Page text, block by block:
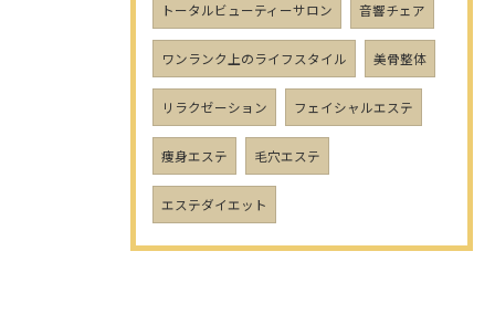
トータルビューティーサロン 音響チェア
ワンランク上のライフスタイル 美骨整体
リラクゼーション フェイシャルエステ
痩身エステ 毛穴エステ
エステダイエット